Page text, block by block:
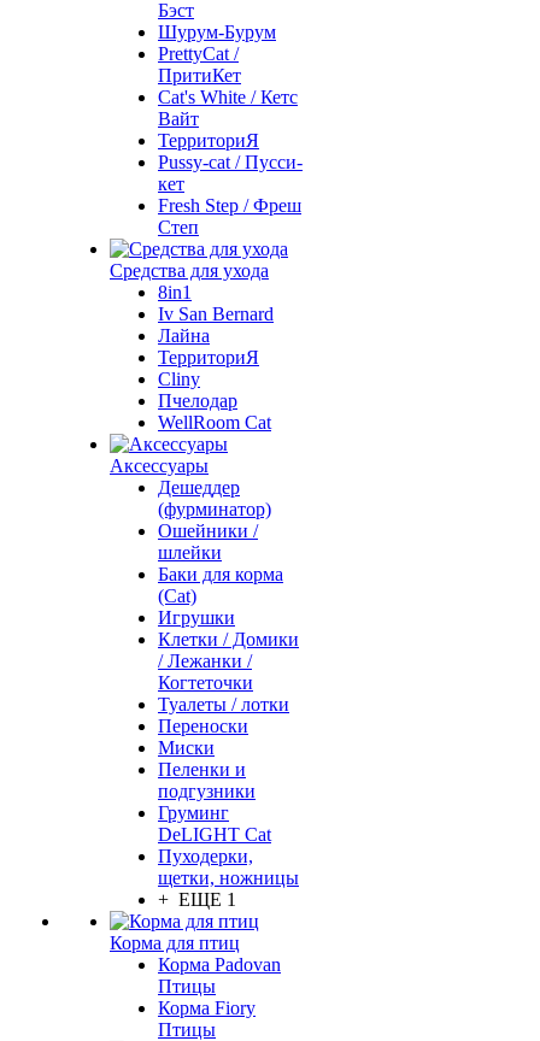
Бэст
Шурум-Бурум
PrettyCat /
ПритиКет
Cat's White / Кетс
Вайт
ТерриториЯ
Pussy-cat / Пусси-
кет
Fresh Step / Фреш
Степ
Средства для ухода
8in1
Iv San Bernard
Лайна
ТерриториЯ
Cliny
Пчелодар
WellRoom Cat
Аксессуары
Дешеддер
(фурминатор)
Ошейники /
шлейки
Баки для корма
(Cat)
Игрушки
Клетки / Домики
/ Лежанки /
Когтеточки
Туалеты / лотки
Переноски
Миски
Пеленки и
подгузники
Груминг
DeLIGHT Cat
Пуходерки,
щетки, ножницы
+ ЕЩЕ 1
Корма для птиц
Корма Padovan
Птицы
Корма Fiory
Птицы